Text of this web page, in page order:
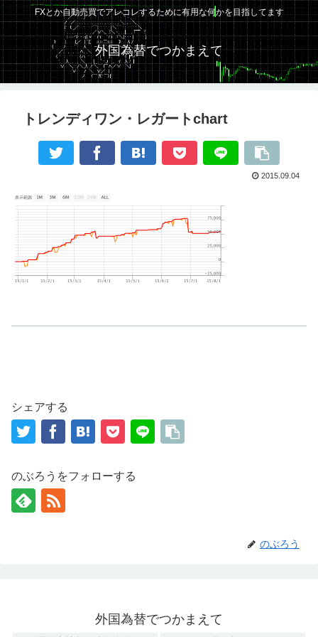
FXとか自動売買でアレコレするために有用な何かを目指してます
外国為替でつかまえて
トレンディワン・レガートchart
2015.09.04
シェアする
のぶろうをフォローする
のぶろう
外国為替でつかまえて